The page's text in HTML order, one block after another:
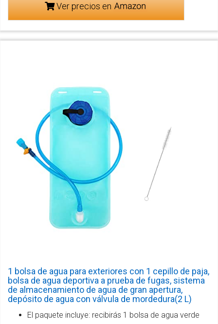
Ver precios en
1 bolsa de agua para exteriores con 1 cepillo de paja,
bolsa de agua deportiva a prueba de fugas, sistema
de almacenamiento de agua de gran apertura,
depósito de agua con válvula de mordedura(2 L)
El paquete incluye: recibirás 1 bolsa de agua verde